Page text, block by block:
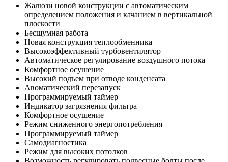
Жалюзи новой конструкции с автоматическим
определением положения и качанием в вертикальной
плоскости
Бесшумная работа
Новая конструкция теплообменника
Высокоэффективный турбовентилятор
Автоматическое регулирование воздушного потока
Комфортное осушение
Высокий подъем при отводе конденсата
Авоматический перезапуск
Программируемый таймер
Индикатор загрязнения фильтра
Комфортное осушение
Режим сниженного энергопотребления
Программируемый таймер
Самодиагностика
Режим для высоких потолков